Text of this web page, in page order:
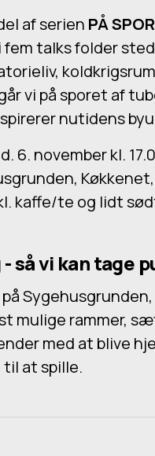
af serien PÅ
talks folder
vi på sporet af
nutidens
6. november kl.
kaffe/te og lidt
så vi kan tage
mulige rammer,
med at blive
at spille.